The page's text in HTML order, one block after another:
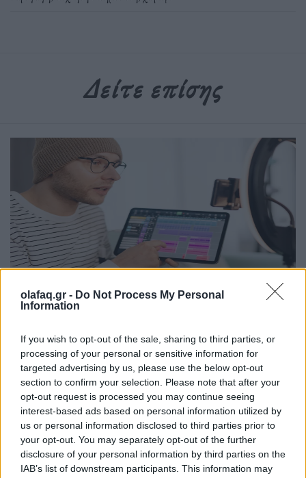
olafaq.gr - Do Not Process My Personal
Information
If you wish to opt-out of the sale, sharing to third parties, or
processing of your personal or sensitive information for
targeted advertising by us, please use the below opt-out
section to confirm your selection. Please note that after your
opt-out request is processed you may continue seeing
interest-based ads based on personal information utilized by
us or personal information disclosed to third parties prior to
your opt-out. You may separately opt-out of the further
disclosure of your personal information by third parties on the
IAB’s list of downstream participants. This information may
Δείτε επίσης
Τεχνολογία
δημιουργούς περιεχομένου
06.07.26
Το Facebook επανασχεδιάζει το Creator Studio ως αυτόνομη
εφαρμογή με AI βοηθό: εξατομικευμένες.